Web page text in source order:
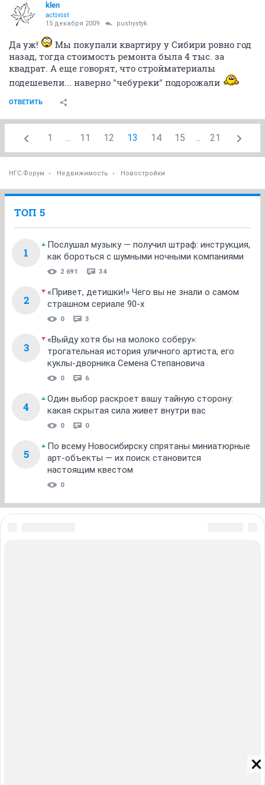
klen
activist
15 декабря 2009 pushystyk
Да уж!
Мы покупали квартиру у Сибири ровно год
назад, тогда стоимость ремонта была 4 тыс. за
квадрат. А еще говорят, что стройматериалы
подешевели... наверно "чебуреки" подорожали
ОТВЕТИТЬ
1 ... 11 12 13 14 15 ... 21
НГС.Форум Недвижимость Новостройки
ТОП 5
1
Послушал музыку — получил штраф: инструкция,
как бороться с шумными ночными компаниями
2 691 34
2
«Привет, детишки!» Чего вы не знали о самом
страшном сериале 90-х
0 3
3
«Выйду хотя бы на молоко соберу»:
трогательная история уличного артиста, его
куклы-дворника Семена Степановича
0 6
4
Один выбор раскроет вашу тайную сторону:
какая скрытая сила живет внутри вас
0 0
5
По всему Новосибирску спрятаны миниатюрные
арт-объекты — их поиск становится
настоящим квестом
0